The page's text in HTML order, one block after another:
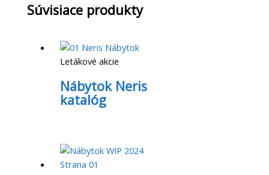
Súvisiace produkty
Letákové akcie
Nábytok Neris
katalóg